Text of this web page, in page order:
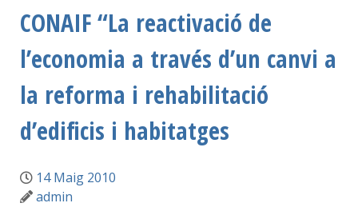
CONAIF “La reactivació de
l’economia a través d’un canvi a
la reforma i rehabilitació
d’edificis i habitatges
14 Maig 2010
admin